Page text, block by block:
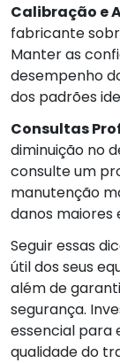
Calibração e
fabricante
Manter as
desempenho
dos padrões
Consultas
diminuição no
consulte um
manutenção
danos maiores
Seguir essas
útil dos seus
além de
segurança.
essencial para
qualidade do